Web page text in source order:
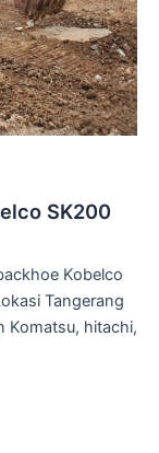
SK200
Kobelco
Tangerang
Komatsu, hitachi,